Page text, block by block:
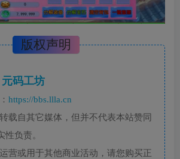
版权声明
元码工坊
https://bbs.llla.cn
载自其它媒体，但并不代表本站赞同
性负责。
营或用于其他商业活动，请您购买正